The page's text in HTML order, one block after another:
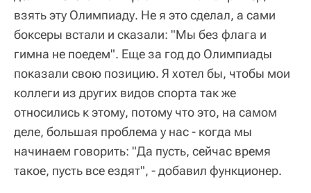
взять эту Олимпиаду. Не я это сделал, а сами
боксеры встали и сказали: "Мы без флага и
гимна не поедем". Еще за год до Олимпиады
показали свою позицию. Я хотел бы, чтобы мои
коллеги из других видов спорта так же
относились к этому, потому что это, на самом
деле, большая проблема у нас - когда мы
начинаем говорить: "Да пусть, сейчас время
такое, пусть все ездят", - добавил функционер.